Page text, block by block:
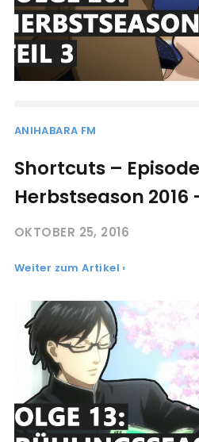
ANIHABARA FM
Shortcuts –
Herbstseason 2016
OKTOBER 25, 2016
Weiter zum Artikel ›